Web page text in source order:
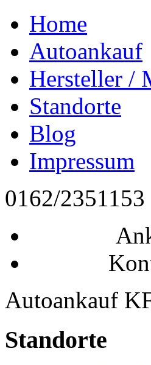
Home
Autoankauf
Hersteller /
Standorte
Blog
Impressum
0162/2351153
Autoankauf
Standorte